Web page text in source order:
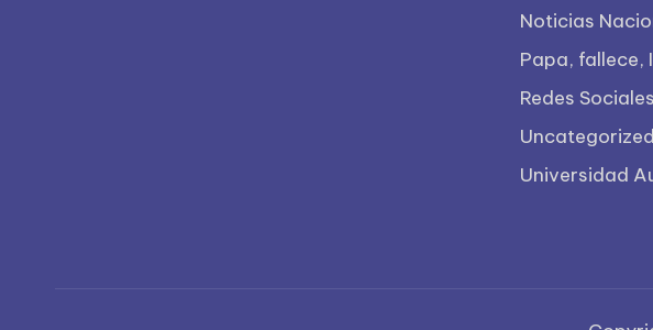
Noticias
Papa, fallece,
Redes Sociales
Uncategorized
Universidad